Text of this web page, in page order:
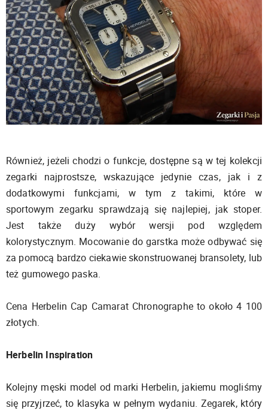
Również, jeżeli chodzi o funkcje, dostępne są w tej kolekcji
zegarki najprostsze, wskazujące jedynie czas, jak i z
dodatkowymi funkcjami, w tym z takimi, które w
sportowym zegarku sprawdzają się najlepiej, jak stoper.
Jest także duży wybór wersji pod względem
kolorystycznym. Mocowanie do garstka może odbywać się
za pomocą bardzo ciekawie skonstruowanej bransolety, lub
też gumowego paska.
Cena Herbelin Cap Camarat Chronographe to około 4 100
złotych.
Herbelin Inspiration
Kolejny męski model od marki Herbelin, jakiemu mogliśmy
się przyjrzeć, to klasyka w pełnym wydaniu. Zegarek, który